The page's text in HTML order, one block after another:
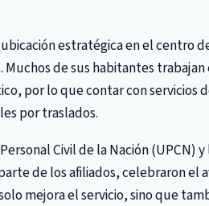
estratégica en el centro
Muchos de sus habitantes
por lo que contar con servicios
por traslados.
Civil de la Nación (UPCN)
de los afiliados, celebraron el
mejora el servicio, sino que